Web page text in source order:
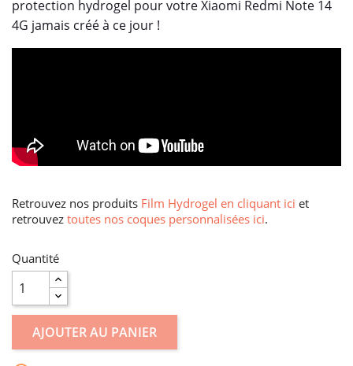
protection hydrogel pour votre Xiaomi Redmi Note 14
4G jamais créé à ce jour !
Retrouvez nos produits Film Hydrogel en cliquant ici et
retrouvez toutes nos coques personnalisées ici.
Quantité
AJOUTER AU PANIER